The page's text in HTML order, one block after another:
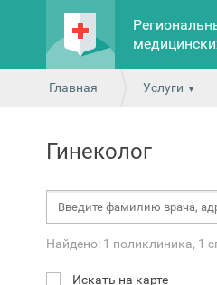
Главная Услуги
Гинеколог
Найдено: 1 поликлиника, 1
Искать на карте